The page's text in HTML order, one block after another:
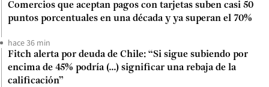
Comercios que aceptan pagos con tarjetas suben casi 50
puntos porcentuales en una década y ya superan el 70%
hace 36 min
Fitch alerta por deuda de Chile: “Si sigue subiendo por
encima de 45% podría (...) significar una rebaja de la
calificación”